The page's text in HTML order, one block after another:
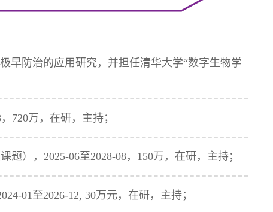
早防治的应用研究，并担任清华大学“数字生物学
720万，在研，主持；
），2025-06至2028-08，150万，在研，主持；
01至2026-12, 30万元，在研，主持；